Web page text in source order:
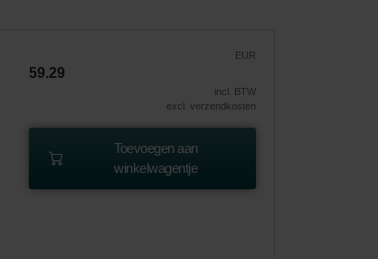
EUR
59.29
incl. BTW
excl. verzendkosten
Toevoegen aan
winkelwagentje